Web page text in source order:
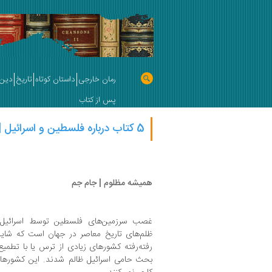
رمان خارجی داستان کوتاه تاریخ
پس از کتاب
5 کتاب درباره فلسطین و اسرائیل | محمدرضا خراسانی‌زاده
همیشه مظلوم | جام جم
غصب سرزمین‌های فلسطین توسط اسرائیل
ظلم‌های تاریخ معاصر در جهان است که
رفته‌رفته کشورهای زیادی از ترس یا با
بحث حامی اسرائیل ظالم شدند. این